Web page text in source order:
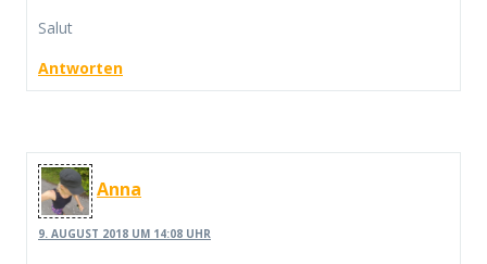
Salut
Antworten
Anna
9. AUGUST 2018 UM 14:08 UHR